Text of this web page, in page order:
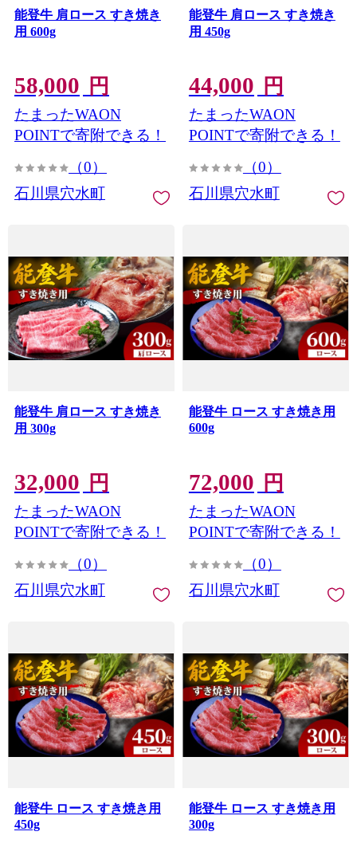
能登牛 肩ロース すき焼き
用 600g
58,000 円
たまったWAON
POINTで寄附できる！
（0）
石川県穴水町
能登牛 肩ロース すき焼き
用 450g
44,000 円
たまったWAON
POINTで寄附できる！
（0）
石川県穴水町
能登牛 肩ロース すき焼き
用 300g
32,000 円
たまったWAON
POINTで寄附できる！
（0）
石川県穴水町
能登牛 ロース すき焼き用
600g
72,000 円
たまったWAON
POINTで寄附できる！
（0）
石川県穴水町
能登牛 ロース すき焼き用
450g
能登牛 ロース すき焼き用
300g